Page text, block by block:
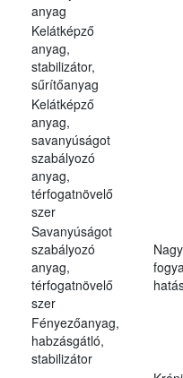
anyag
Kelátképző
anyag,
stabilizátor,
sűrítőanyag
Kelátképző
anyag,
savanyúságot
szabályozó
anyag,
térfogatnövelő
szer
Savanyúságot
szabályozó
anyag,
térfogatnövelő
szer
Fényezőanyag,
habzásgátló,
stabilizátor